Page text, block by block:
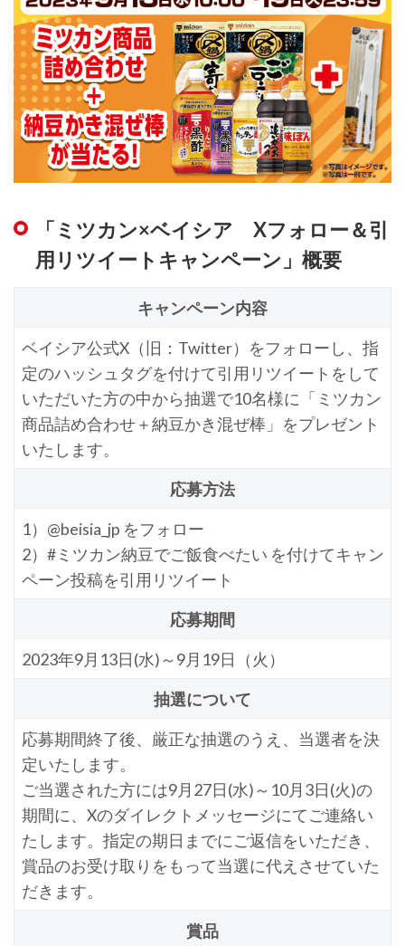
「ミツカン×ベイシア Xフォロー＆引
用リツイートキャンペーン」概要
キャンペーン内容
ベイシア公式X（旧：Twitter）をフォローし、指
定のハッシュタグを付けて引用リツイートをして
いただいた方の中から抽選で10名様に「ミツカン
商品詰め合わせ＋納豆かき混ぜ棒」をプレゼント
いたします。
応募方法
1）@beisia_jp をフォロー
2）#ミツカン納豆でご飯食べたい を付けてキャン
ペーン投稿を引用リツイート
応募期間
2023年9月13日(水)～9月19日（火）
抽選について
応募期間終了後、厳正な抽選のうえ、当選者を決
定いたします。
ご当選された方には9月27日(水)～10月3日(火)の
期間に、Xのダイレクトメッセージにてご連絡い
たします。指定の期日までにご返信をいただき、
賞品のお受け取りをもって当選に代えさせていた
だきます。
賞品